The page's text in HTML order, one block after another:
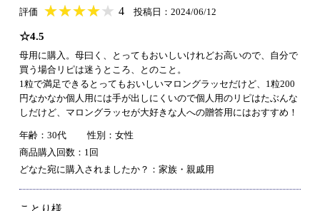
評価 ★★★★★
★★★★★ 4 投稿日：2024/06/12
☆4.5
母用に購入。母曰く、とってもおいしいけれどお高いので、自分で
買う場合リピは迷うところ、とのこと。
1粒で満足できるとってもおいしいマロングラッセだけど、1粒200
円なかなか個人用には手が出しにくいので個人用のリピはたぶんな
しだけど、マロングラッセが大好きな人への贈答用にはおすすめ！
年齢：30代
性別：女性
商品購入回数：1回
どなた宛に購入されましたか？：家族・親戚用
ことり様